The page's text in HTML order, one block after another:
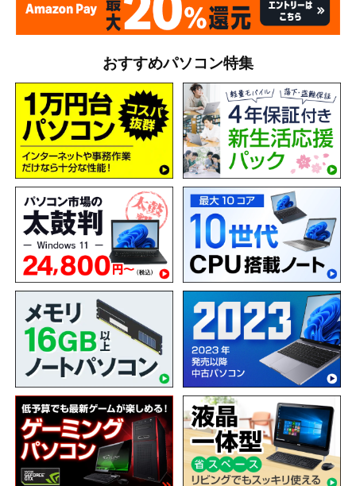
おすすめパソコン特集